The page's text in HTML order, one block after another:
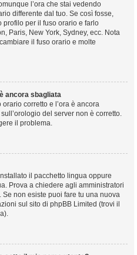
l’ora che stai vedendo
differente dal tuo. Se così fosse,
per il fuso orario e farlo
Paris, New York, Sydney, ecc. Nota
il fuso orario e molte
ancora sbagliata
corretto e l’ora è ancora
del server non è corretto.
il problema.
il pacchetto lingua oppure
Prova a chiedere agli amministratori
non esiste puoi fare tu una nuova
sul sito di phpBB Limited (trovi il